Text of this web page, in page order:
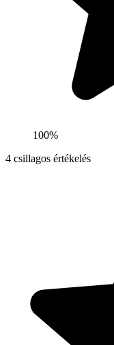
100%
4 csillagos értékelés